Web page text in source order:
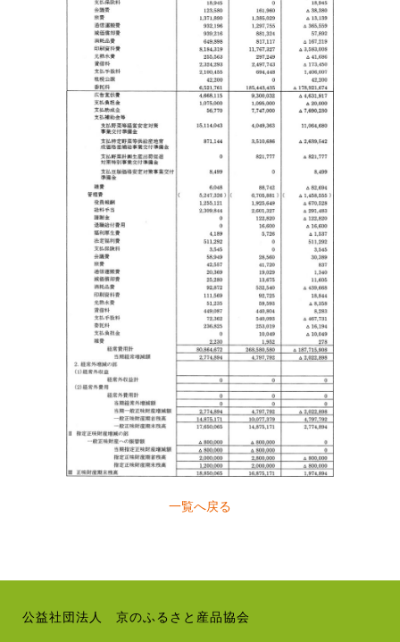
一覧へ戻る
公益社団法人 京のふるさと産品協会